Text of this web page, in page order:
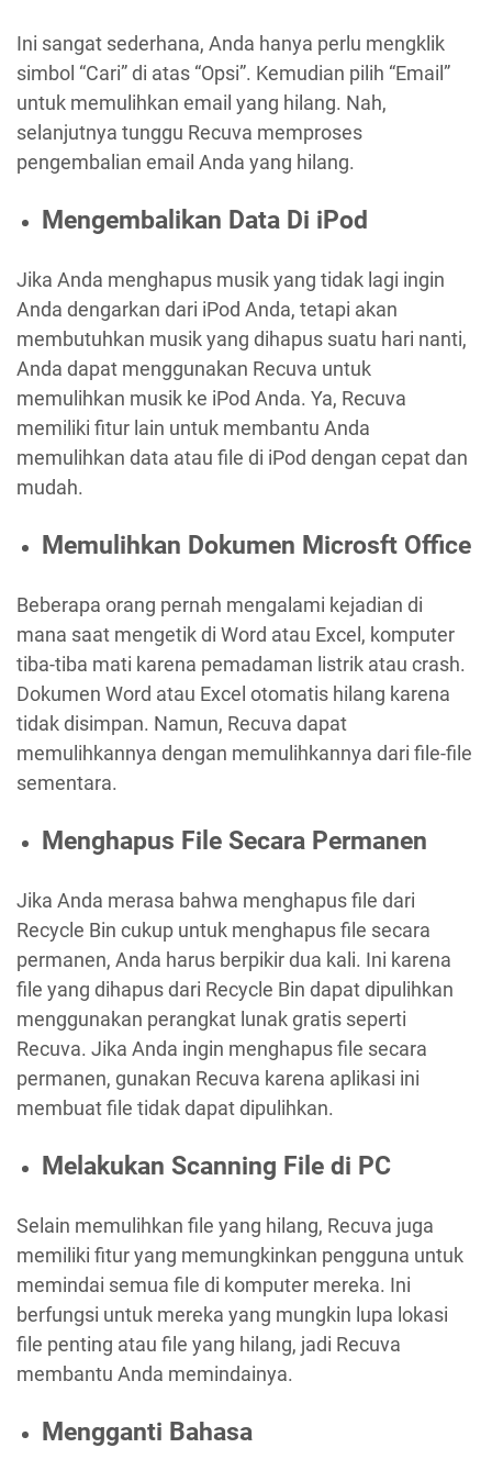
Ini sangat sederhana, Anda hanya perlu mengklik
simbol “Cari” di atas “Opsi”. Kemudian pilih “Email”
untuk memulihkan email yang hilang. Nah,
selanjutnya tunggu Recuva memproses
pengembalian email Anda yang hilang.
Mengembalikan Data Di iPod
Jika Anda menghapus musik yang tidak lagi ingin
Anda dengarkan dari iPod Anda, tetapi akan
membutuhkan musik yang dihapus suatu hari nanti,
Anda dapat menggunakan Recuva untuk
memulihkan musik ke iPod Anda. Ya, Recuva
memiliki fitur lain untuk membantu Anda
memulihkan data atau file di iPod dengan cepat dan
mudah.
Memulihkan Dokumen Microsft Office
Beberapa orang pernah mengalami kejadian di
mana saat mengetik di Word atau Excel, komputer
tiba-tiba mati karena pemadaman listrik atau crash.
Dokumen Word atau Excel otomatis hilang karena
tidak disimpan. Namun, Recuva dapat
memulihkannya dengan memulihkannya dari file-file
sementara.
Menghapus File Secara Permanen
Jika Anda merasa bahwa menghapus file dari
Recycle Bin cukup untuk menghapus file secara
permanen, Anda harus berpikir dua kali. Ini karena
file yang dihapus dari Recycle Bin dapat dipulihkan
menggunakan perangkat lunak gratis seperti
Recuva. Jika Anda ingin menghapus file secara
permanen, gunakan Recuva karena aplikasi ini
membuat file tidak dapat dipulihkan.
Melakukan Scanning File di PC
Selain memulihkan file yang hilang, Recuva juga
memiliki fitur yang memungkinkan pengguna untuk
memindai semua file di komputer mereka. Ini
berfungsi untuk mereka yang mungkin lupa lokasi
file penting atau file yang hilang, jadi Recuva
membantu Anda memindainya.
Mengganti Bahasa